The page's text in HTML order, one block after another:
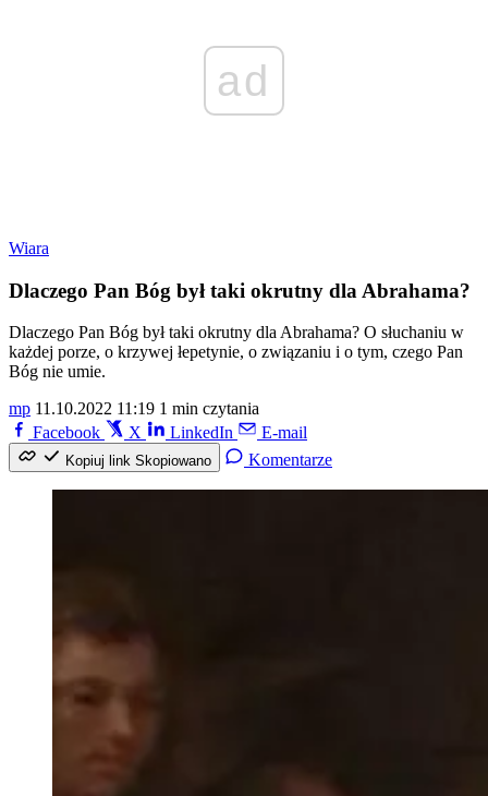
ad
Wiara
Dlaczego Pan Bóg był taki okrutny dla Abrahama?
Dlaczego Pan Bóg był taki okrutny dla Abrahama? O słuchaniu w
każdej porze, o krzywej łepetynie, o związaniu i o tym, czego Pan
Bóg nie umie.
mp 11.10.2022 11:19 1 min czytania
Facebook
X LinkedIn E-mail
Kopiuj link Skopiowano Komentarze